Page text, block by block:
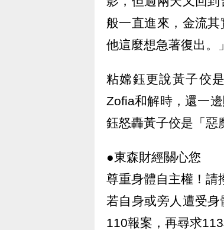
般一直進來，金流
他這麼想急著復出。」
粘嫦鈺更說黃子佼
Zofia和解時，還一
鈺怒轟黃子佼是「惡
●東森財經關心您
尊重身體自主權！請
若自身或旁人遭受
110報案，再尋求